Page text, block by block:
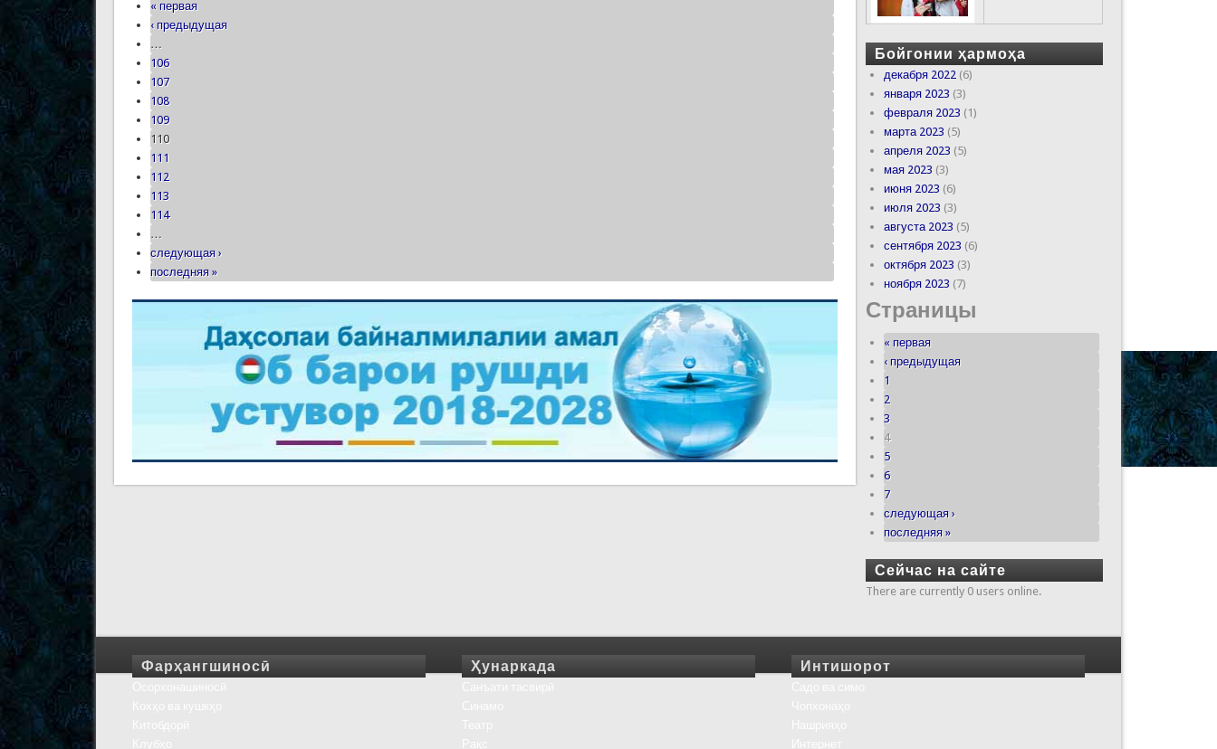
« первая
‹ предыдущая
…
106
107
108
109
110
111
112
113
114
…
следующая ›
последняя »
Бойгонии ҳармоҳа
декабря 2022 (6)
января 2023 (3)
февраля 2023 (1)
марта 2023 (5)
апреля 2023 (5)
мая 2023 (3)
июня 2023 (6)
июля 2023 (3)
августа 2023 (5)
сентября 2023 (6)
октября 2023 (3)
ноября 2023 (7)
Страницы
« первая
‹ предыдущая
1
2
3
4
5
6
7
следующая ›
последняя »
Сейчас на сайте
There are currently 0 users online.
Фарҳангшиносӣ Ҳунаркада Интишорот